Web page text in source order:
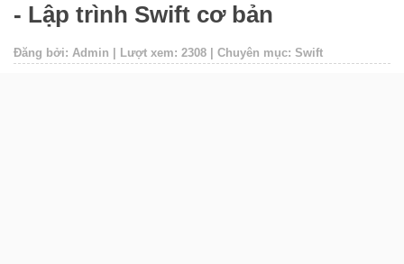
- Lập trình Swift cơ bản
Đăng bởi: Admin | Lượt xem: 2308 | Chuyên mục: Swift